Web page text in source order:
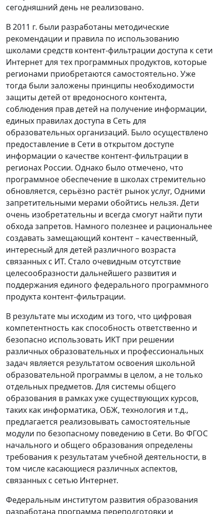
сегодняшний день не реализовано.
В 2011 г. были разработаны методические
рекомендации и правила по использованию
школами средств контент-фильтрации доступа к сети
Интернет для тех программных продуктов, которые
регионами приобретаются самостоятельно. Уже
тогда были заложены принципы необходимости
защиты детей от вредоносного контента,
соблюдения прав детей на получение информации,
единых правилах доступа в Сеть для
образовательных организаций. Было осуществлено
предоставление в Сети в открытом доступе
информации о качестве контент-фильтрации в
регионах России. Однако было отмечено, что
программное обеспечение в школах стремительно
обновляется, серьёзно растёт рынок услуг, Одними
запретительными мерами обойтись нельзя. Дети
очень изобретательны и всегда смогут найти пути
обхода запретов. Намного полезнее и рациональнее
создавать замещающий контент – качественный,
интересный для детей различного возраста
связанных с ИТ. Стало очевидным отсутствие
целесообразности дальнейшего развития и
поддержания единого федерального программного
продукта контент-фильтрации.
В результате мы исходим из того, что цифровая
компетентность как способность ответственно и
безопасно использовать ИКТ при решении
различных образовательных и профессиональных
задач является результатом освоения школьной
образовательной программы в целом, а не только
отдельных предметов. Для системы общего
образования в рамках уже существующих курсов,
таких как информатика, ОБЖ, технология и т.д.,
предлагается реализовывать самостоятельные
модули по безопасному поведению в Сети. Во ФГОС
начального и общего образования определены
требования к результатам учебной деятельности, в
том числе касающиеся различных аспектов,
связанных с сетью Интернет.
Федеральным институтом развития образования
разработана программа переподготовки и